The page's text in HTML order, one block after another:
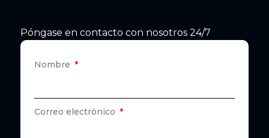
Póngase en contacto con nosotros 24/7
Nombre
Correo electrónico